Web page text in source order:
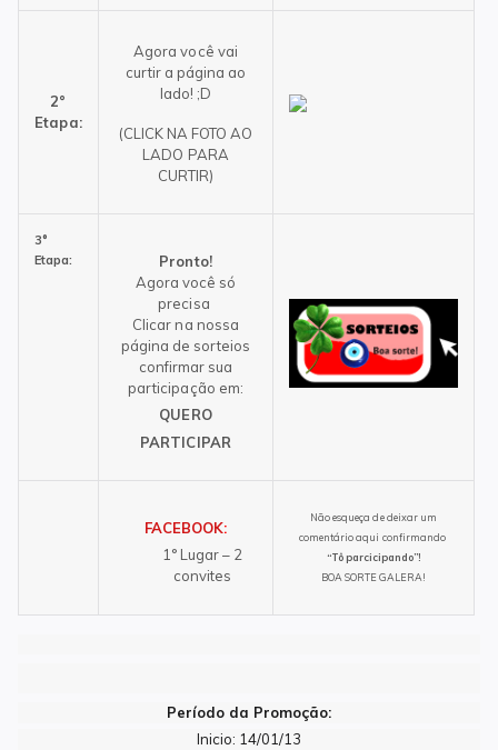
2°
Etapa:
Agora você vai
curtir a página ao
lado! ;D
(CLICK NA FOTO AO
LADO PARA
CURTIR)
3°
Etapa:
Pronto!
Agora você só
precisa
Clicar na nossa
página de sorteios
confirmar sua
participação em:
QUERO
PARTICIPAR
FACEBOOK:
1° Lugar – 2
convites
Não esqueça de deixar um
comentário aqui confirmando
“Tô parcicipando”!
BOA SORTE GALERA!
Período da Promoção:
Inicio: 14/01/13